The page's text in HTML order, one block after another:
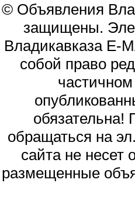
© Объявления
защищены.
Владикавказа E-
собой право
обращаться на
сайта не несет
размещенные